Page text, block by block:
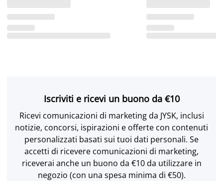
Iscriviti e ricevi un buono da €10
Ricevi comunicazioni di marketing da JYSK, inclusi
notizie, concorsi, ispirazioni e offerte con contenuti
personalizzati basati sui tuoi dati personali. Se
accetti di ricevere comunicazioni di marketing,
riceverai anche un buono da €10 da utilizzare in
negozio (con una spesa minima di €50).